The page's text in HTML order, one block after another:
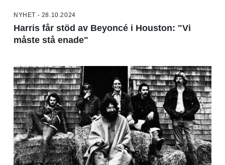
NYHET - 28.10.2024
Harris får stöd av Beyoncé i Houston: "Vi
måste stå enade"